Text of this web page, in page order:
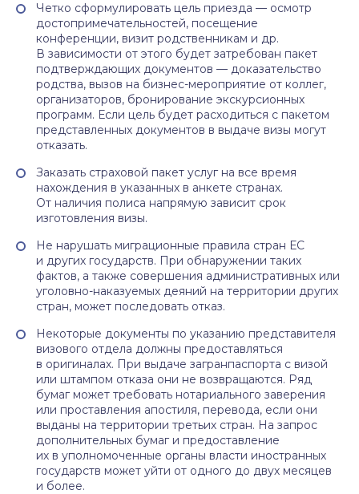
Четко сформулировать цель приезда — осмотр
достопримечательностей, посещение
конференции, визит родственникам и др.
В зависимости от этого будет затребован пакет
подтверждающих документов — доказательство
родства, вызов на бизнес-мероприятие от коллег,
организаторов, бронирование экскурсионных
программ. Если цель будет расходиться с пакетом
представленных документов в выдаче визы могут
отказать.
Заказать страховой пакет услуг на все время
нахождения в указанных в анкете странах.
От наличия полиса напрямую зависит срок
изготовления визы.
Не нарушать миграционные правила стран ЕС
и других государств. При обнаружении таких
фактов, а также совершения административных или
уголовно-наказуемых деяний на территории других
стран, может последовать отказ.
Некоторые документы по указанию представителя
визового отдела должны предоставляться
в оригиналах. При выдаче загранпаспорта с визой
или штампом отказа они не возвращаются. Ряд
бумаг может требовать нотариального заверения
или проставления апостиля, перевода, если они
выданы на территории третьих стран. На запрос
дополнительных бумаг и предоставление
их в уполномоченные органы власти иностранных
государств может уйти от одного до двух месяцев
и более.